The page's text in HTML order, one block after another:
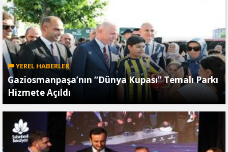
YEREL HABERLER
Gaziosmanpaşa’nın “Dünya Kupası” Temalı Parkı
Hizmete Açıldı